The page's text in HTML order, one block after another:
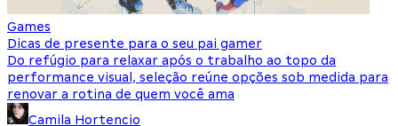
Games
Dicas de presente para o seu pai gamer
Do refúgio para relaxar após o trabalho ao topo da
performance visual, seleção reúne opções sob medida para
renovar a rotina de quem você ama
Camila Hortencio